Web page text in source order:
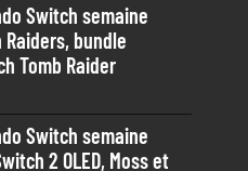
Switch semaine
bundle
Tomb Raider
Switch semaine
2 OLED, Moss et